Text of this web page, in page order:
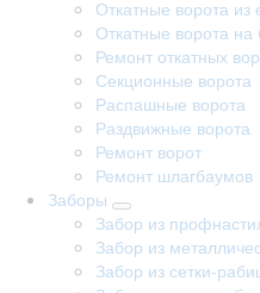
Откатные ворота из
Откатные ворота
Ремонт откатных
Секционные ворота
Распашные ворота
Раздвижные ворота
Ремонт ворот
Ремонт шлагбаумов
Заборы
Забор из
Забор из
Забор из сетки-